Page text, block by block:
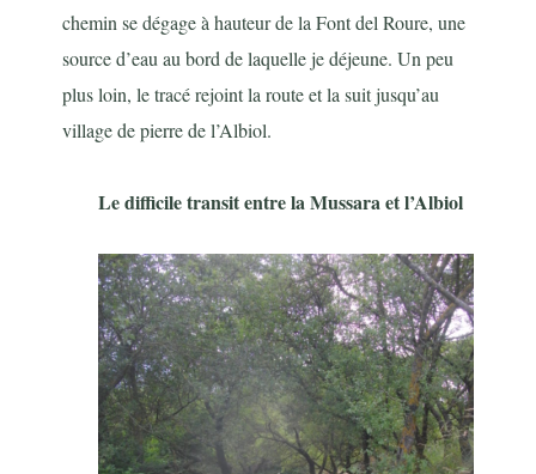
chemin se dégage à hauteur de la Font del Roure, une
source d’eau au bord de laquelle je déjeune. Un peu
plus loin, le tracé rejoint la route et la suit jusqu’au
village de pierre de l’Albiol.
Le difficile transit entre la Mussara et l’Albiol